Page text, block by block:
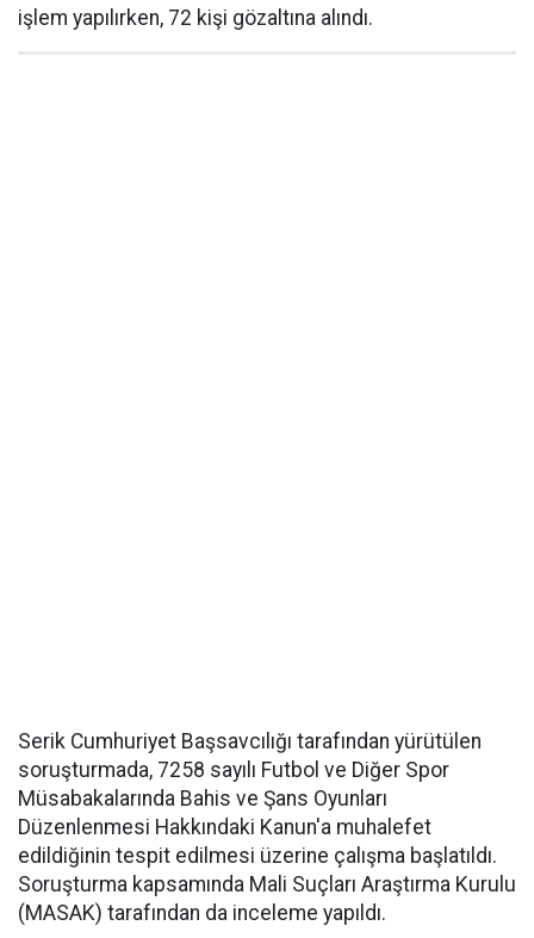
işlem yapılırken, 72 kişi gözaltına alındı.
Serik Cumhuriyet Başsavcılığı tarafından yürütülen
soruşturmada, 7258 sayılı Futbol ve Diğer Spor
Müsabakalarında Bahis ve Şans Oyunları
Düzenlenmesi Hakkındaki Kanun'a muhalefet
edildiğinin tespit edilmesi üzerine çalışma başlatıldı.
Soruşturma kapsamında Mali Suçları Araştırma Kurulu
(MASAK) tarafından da inceleme yapıldı.